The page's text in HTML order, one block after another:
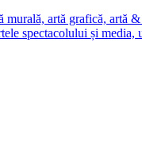
artă grafică, artă
spectacolului și media,